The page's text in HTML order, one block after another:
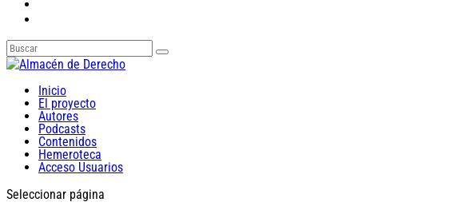
Inicio
El proyecto
Autores
Podcasts
Contenidos
Hemeroteca
Acceso Usuarios
Seleccionar página